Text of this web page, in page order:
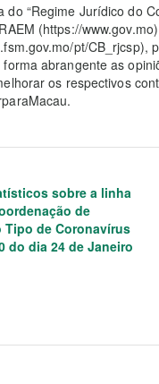
do “Regime Jurídico do
(https://
pt/CB_rjcsp),
abrangente as
os respectivos
sobre a linha
de
de Coronavírus
do dia 24 de Janeiro